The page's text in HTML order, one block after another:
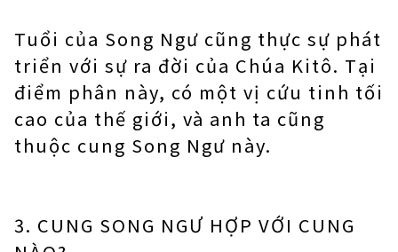
Tuổi của Song Ngư cũng thực sự phát
triển với sự ra đời của Chúa Kitô. Tại
điểm phân này, có một vị cứu tinh tối
cao của thế giới, và anh ta cũng
thuộc cung Song Ngư này.
3. CUNG SONG NGƯ HỢP VỚI CUNG